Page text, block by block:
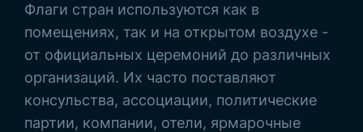
Флаги стран используются как в
помещениях, так и на открытом воздухе -
от официальных церемоний до различных
организаций. Их часто поставляют
консульства, ассоциации, политические
партии, компании, отели, ярмарочные